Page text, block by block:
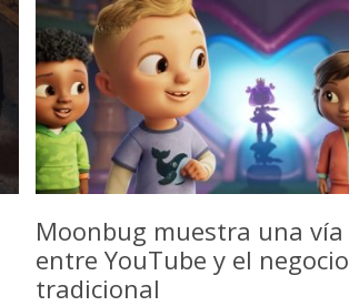
Moonbug muestra una vía
entre YouTube y el negocio
tradicional